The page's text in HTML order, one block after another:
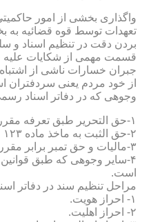
واگذاری بخشی از امور
تعهدات توسط قوه قضائیه
بردن دقت در تنظیم اسناد و
قسمت مهمی از شکایات علیه
جبران خسارات ناشی از
از خود مردم یعنی
وجوهی که در دفاتر اسناد
۱-حق التحریر طبق تعرفه مقرر وزارت دادگستری.
۲-حق الثبت به ماخذ ماده ۱۲۳ قانون اصلاحی قانون ثبت.
۳-مالیات و حق تمبر برابر مقررات مالیاتی.
۴-سایر وجوهی که طبق
است.
مراحل تنظیم سند در دفاتر
۱- احراز هویت.
۲- احراز اهلیت.